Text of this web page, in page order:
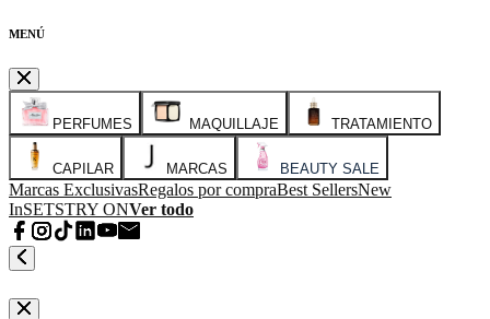
MENÚ
PERFUMES MAQUILLAJE TRATAMIENTO
CAPILAR MARCAS BEAUTY SALE
Marcas ExclusivasRegalos por compraBest SellersNew
InSETSTRY ONVer todo